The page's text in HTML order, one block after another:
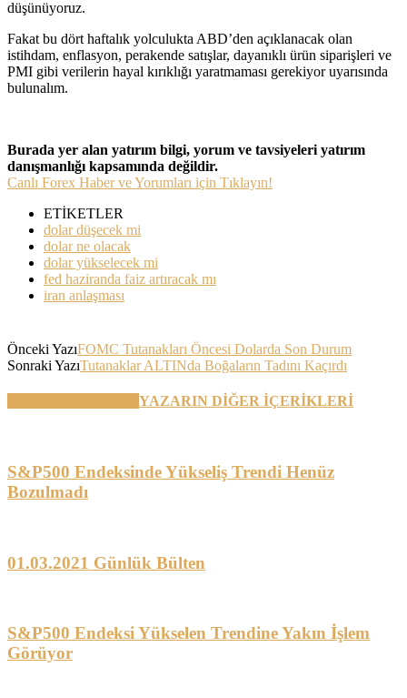
düşünüyoruz.
Fakat bu dört haftalık yolculukta ABD’den açıklanacak olan
istihdam, enflasyon, perakende satışlar, dayanıklı ürün siparişleri ve
PMI gibi verilerin hayal kırıklığı yaratmaması gerekiyor uyarısında
bulunalım.
Burada yer alan yatırım bilgi, yorum ve tavsiyeleri yatırım
danışmanlığı kapsamında değildir.
Canlı Forex Haber ve Yorumları için Tıklayın!
ETİKETLER
dolar düşecek mi
dolar ne olacak
dolar yükselecek mi
fed haziranda faiz artıracak mı
iran anlaşması
Önceki YazıFOMC Tutanakları Öncesi Dolarda Son Durum
Sonraki YazıTutanaklar ALTINda Boğaların Tadını Kaçırdı
YAZARIN DİĞER İÇERİKLERİ
S&P500 Endeksinde Yükseliş Trendi Henüz
Bozulmadı
01.03.2021 Günlük Bülten
S&P500 Endeksi Yükselen Trendine Yakın İşlem
Görüyor